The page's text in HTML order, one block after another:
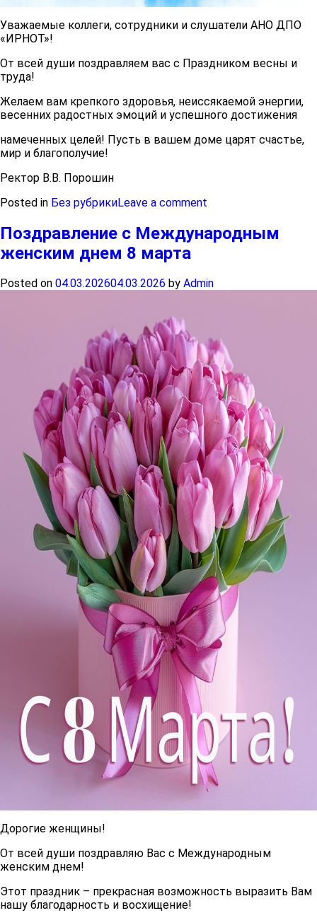
Уважаемые коллеги, сотрудники и слушатели АНО ДПО
«ИРНОТ»!
От всей души поздравляем вас с Праздником весны и
труда!
Желаем вам крепкого здоровья, неиссякаемой энергии,
весенних радостных эмоций и успешного достижения
намеченных целей! Пусть в вашем доме царят счастье,
мир и благополучие!
Ректор В.В. Порошин
Posted in Без рубрикиLeave a comment
Поздравление с Международным
женским днем 8 марта
Posted on 04.03.202604.03.2026 by Admin
Дорогие женщины!
От всей души поздравляю Вас с Международным
женским днем!
Этот праздник – прекрасная возможность выразить Вам
нашу благодарность и восхищение!